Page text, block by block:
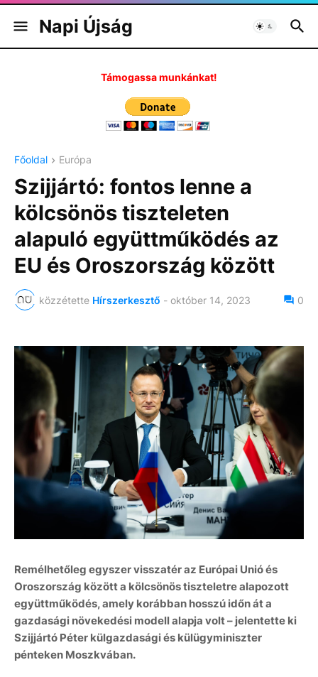
Napi Újság
Támogassa munkánkat!
Főoldal Európa
Szijjártó: fontos lenne a
kölcsönös tiszteleten
alapuló együttműködés az
EU és Oroszország között
közzétette Hírszerkesztő - október 14, 2023 0
Remélhetőleg egyszer visszatér az Európai Unió és
Oroszország között a kölcsönös tiszteletre alapozott
együttműködés, amely korábban hosszú időn át a
gazdasági növekedési modell alapja volt – jelentette ki
Szijjártó Péter külgazdasági és külügyminiszter
pénteken Moszkvában.